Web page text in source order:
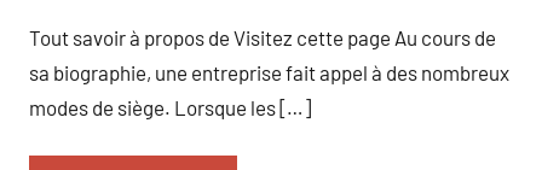
Tout savoir à propos de Visitez cette page Au cours de
sa biographie, une entreprise fait appel à des nombreux
modes de siège. Lorsque les […]